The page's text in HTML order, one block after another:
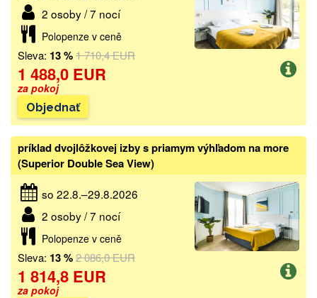
2 osoby / 7 nocí
Polopenze v ceně
Sleva: 13 %1 710,4 EUR
1 488,0 EUR
za pokoj
Objednať
príklad dvojlôžkovej izby s priamym výhľadom na more
(Superior Double Sea View)
so 22.8.–29.8.2026
2 osoby / 7 nocí
Polopenze v ceně
Sleva: 13 %2 086,0 EUR
1 814,8 EUR
za pokoj